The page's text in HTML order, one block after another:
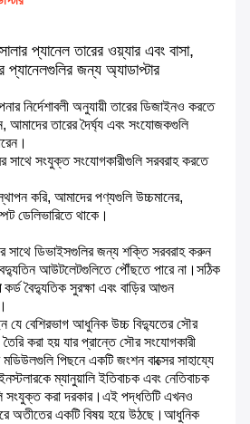
প্যানেল তারের ওয়্যার এবং বাসা,
জন্য অ্যাডাপ্টার
নির্দেশাবলী অনুযায়ী তারের ডিজাইনও করতে
আমাদের তারের দৈর্ঘ্য এবং সংযোজকগুলি
সাথে সংযুক্ত সংযোগকারীগুলি সরবরাহ করতে
করি, আমাদের পণ্যগুলি উচ্চমানের,
ডেলিভারিতে থাকে।
সাথে ডিভাইসগুলির জন্য শক্তি সরবরাহ করুন
আউটলেটগুলিতে পৌঁছতে পারে না।সঠিক
কর্ড বৈদ্যুতিক সুরক্ষা এবং বাড়ির আগুন
বেশিরভাগ আধুনিক উচ্চ বিদ্যুতের সৌর
তৈরি করা হয় যার প্রান্তে সৌর সংযোগকারী
পিছনে একটি জংশন বাক্সের সাহায্যে
ম্যানুয়ালি ইতিবাচক এবং নেতিবাচক
সংযুক্ত করা দরকার।এই পদ্ধতিটি এখনও
অতীতের একটি বিষয় হয়ে উঠছে।আধুনিক